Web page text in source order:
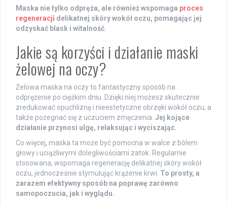
Maska nie tylko odpręża, ale również wspomaga proces
regeneracji delikatnej skóry wokół oczu, pomagając jej
odzyskać blask i witalność.
Jakie są korzyści i działanie maski
żelowej na oczy?
Żelowa maska na oczy to fantastyczny sposób na
odprężenie po ciężkim dniu. Dzięki niej możesz skutecznie
zredukować opuchliznę i nieestetyczne obrzęki wokół oczu, a
także pożegnać się z uczuciem zmęczenia. Jej kojące
działanie przynosi ulgę, relaksując i wyciszając.
Co więcej, maska ta może być pomocna w walce z bólem
głowy i uciążliwymi dolegliwościami zatok. Regularnie
stosowana, wspomaga regenerację delikatnej skóry wokół
oczu, jednocześnie stymulując krążenie krwi. To prosty, a
zarazem efektywny sposób na poprawę zarówno
samopoczucia, jak i wyglądu.